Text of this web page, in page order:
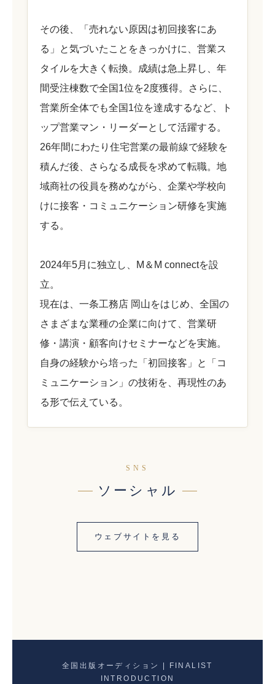
その後、「売れない原因は初回接客にあ
る」と気づいたことをきっかけに、営業ス
タイルを大きく転換。成績は急上昇し、年
間受注棟数で全国1位を2度獲得。さらに、
営業所全体でも全国1位を達成するなど、ト
ップ営業マン・リーダーとして活躍する。
26年間にわたり住宅営業の最前線で経験を
積んだ後、さらなる成長を求めて転職。地
域商社の役員を務めながら、企業や学校向
けに接客・コミュニケーション研修を実施
する。
2024年5月に独立し、M＆M connectを設
立。
現在は、一条工務店 岡山をはじめ、全国の
さまざまな業種の企業に向けて、営業研
修・講演・顧客向けセミナーなどを実施。
自身の経験から培った「初回接客」と「コ
ミュニケーション」の技術を、再現性のあ
る形で伝えている。
SNS
ソーシャル
ウェブサイトを見る
全国出版オーディション | FINALIST
INTRODUCTION